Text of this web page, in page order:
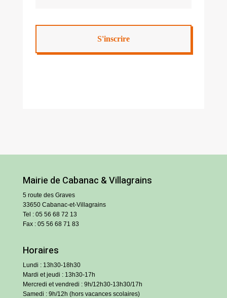
Mairie de Cabanac & Villagrains
5 route des Graves
33650 Cabanac-et-Villagrains
Tel : 05 56 68 72 13
Fax : 05 56 68 71 83
Horaires
Lundi : 13h30-18h30
Mardi et jeudi : 13h30-17h
Mercredi et vendredi : 9h/12h30-13h30/17h
Samedi : 9h/12h (hors vacances scolaires)